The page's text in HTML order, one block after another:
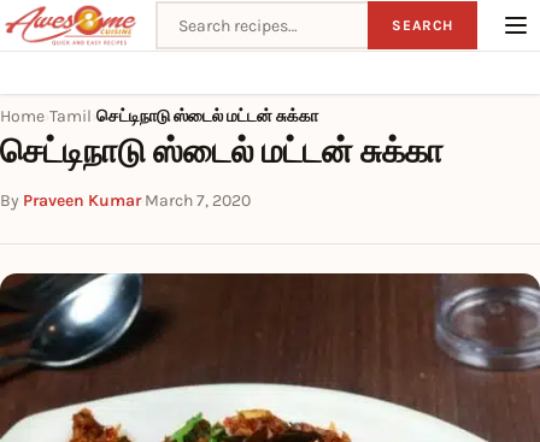
Search recipes SEARCH
Home Tamil செட்டிநாடு ஸ்டைல் மட்டன் சுக்கா
செட்டிநாடு ஸ்டைல் மட்டன் சுக்கா
By Praveen Kumar·March 7, 2020